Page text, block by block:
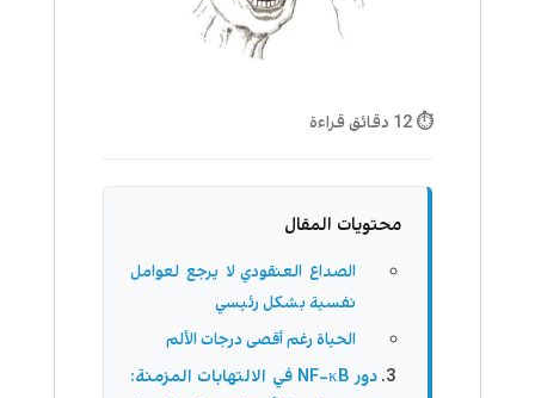
⏱ 12 دقائق قراءة
محتويات المقال
الصداع العنقودي لا يرجع لعوامل
نفسية بشكل رئيسي
الحياة رغم أقصى درجات الألم
دور NF−κB في الالتهابات المزمنة: